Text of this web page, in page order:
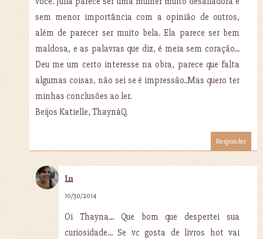
sem menor importância com a opinião de outros,
além de parecer ser muito bela. Ela parece ser bem
maldosa, e as palavras que diz, é meia sem coração...
Deu me um certo interesse na obra, parece que falta
algumas coisas, não sei se é impressão..Mas quero ter
minhas conclusões ao ler.
Beijos Katielle, ThaynáQ.
Responder
Lu
10/30/2014
Oi Thayna... Que bom que despertei sua
curiosidade... Se vc gosta de livros hot vai